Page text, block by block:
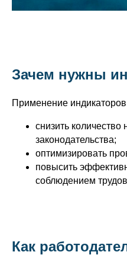
Зачем нужны
Применение индикаторов
снизить
законодательства;
оптимизировать
повысить
соблюдением
Как